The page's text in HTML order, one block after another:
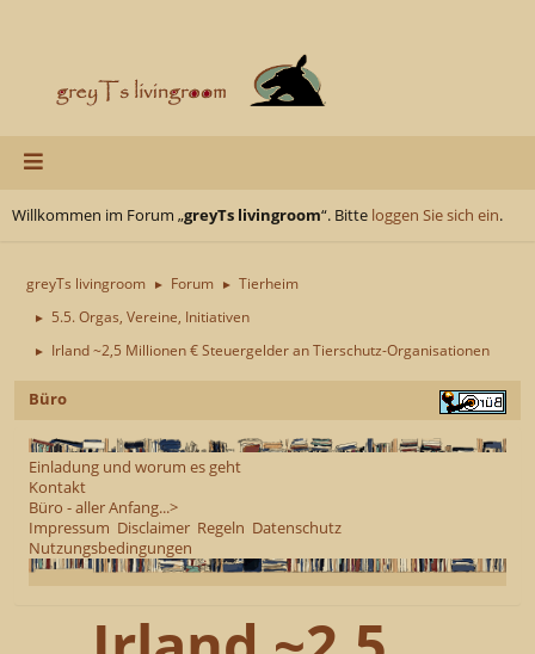
Willkommen im Forum „greyTs livingroom“. Bitte loggen Sie sich ein.
greyTs livingroom ► Forum ► Tierheim
► 5.5. Orgas, Vereine, Initiativen
► Irland ~2,5 Millionen € Steuergelder an Tierschutz-Organisationen
Büro
Einladung und worum es geht
Kontakt
Büro - aller Anfang...>
Impressum Disclaimer Regeln Datenschutz
Nutzungsbedingungen